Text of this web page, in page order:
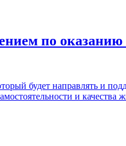
по
будет направлять и
и качества